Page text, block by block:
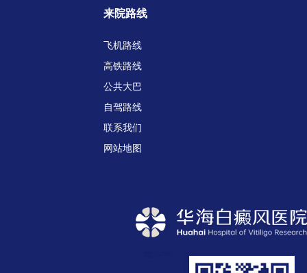
来院路线
飞机路线
高铁路线
公共大巴
自驾路线
联系我们
网站地图